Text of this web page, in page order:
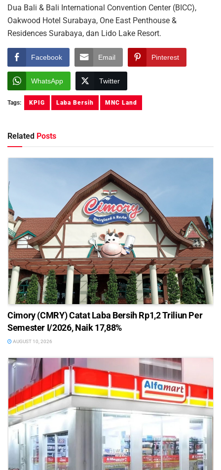
Dua Bali & Bali International Convention Center (BICC),
Oakwood Hotel Surabaya, One East Penthouse &
Residences Surabaya, dan Lido Lake Resort.
Facebook Email Pinterest
WhatsApp Twitter
Tags: KPIG Laba Bersih MNC Land
Related Posts
Cimory (CMRY) Catat Laba Bersih Rp1,2 Triliun Per
Semester I/2026, Naik 17,88%
AUGUST 10, 2026